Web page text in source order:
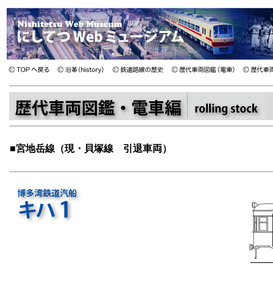
■宮地岳線（現・貝塚線 引退車両）